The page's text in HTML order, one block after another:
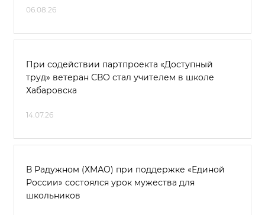
06.08.26
При содействии партпроекта «Доступный
труд» ветеран СВО стал учителем в школе
Хабаровска
14.07.26
В Радужном (ХМАО) при поддержке «Единой
России» состоялся урок мужества для
школьников